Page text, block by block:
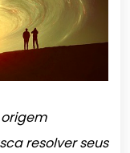
resolver seus